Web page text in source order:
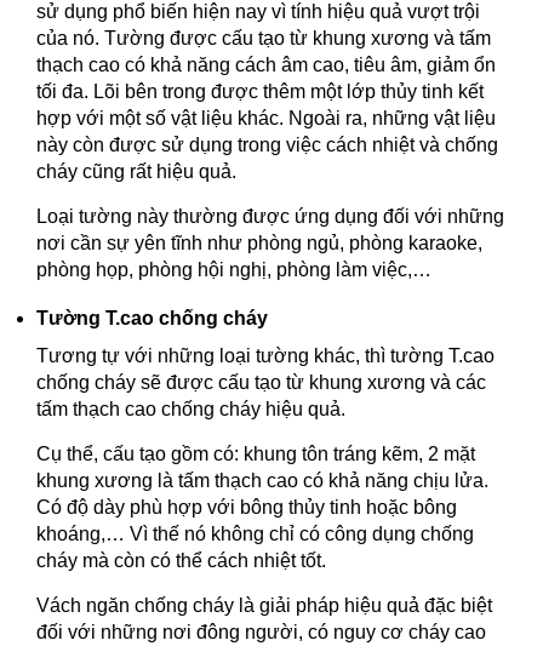
sử dụng phổ biến hiện nay vì tính hiệu quả vượt trội
của nó. Tường được cấu tạo từ khung xương và tấm
thạch cao có khả năng cách âm cao, tiêu âm, giảm ổn
tối đa. Lõi bên trong được thêm một lớp thủy tinh kết
hợp với một số vật liệu khác. Ngoài ra, những vật liệu
này còn được sử dụng trong việc cách nhiệt và chống
cháy cũng rất hiệu quả.
Loại tường này thường được ứng dụng đối với những
nơi cần sự yên tĩnh như phòng ngủ, phòng karaoke,
phòng họp, phòng hội nghị, phòng làm việc,…
Tường T.cao chống cháy
Tương tự với những loại tường khác, thì tường T.cao
chống cháy sẽ được cấu tạo từ khung xương và các
tấm thạch cao chống cháy hiệu quả.
Cụ thể, cấu tạo gồm có: khung tôn tráng kẽm, 2 mặt
khung xương là tấm thạch cao có khả năng chịu lửa.
Có độ dày phù hợp với bông thủy tinh hoặc bông
khoáng,… Vì thế nó không chỉ có công dụng chống
cháy mà còn có thể cách nhiệt tốt.
Vách ngăn chống cháy là giải pháp hiệu quả đặc biệt
đối với những nơi đông người, có nguy cơ cháy cao